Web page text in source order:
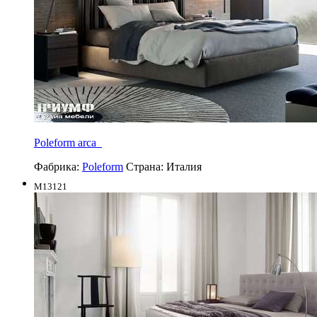
Poleform arca
Фабрика: Poleform Страна: Италия
M13121